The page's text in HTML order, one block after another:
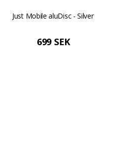
Just Mobile aluDisc - Silver
699 SEK